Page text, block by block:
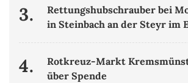
3.
Rettungshubschrauber bei
in Steinbach an der Steyr im
4.
Rotkreuz-Markt
über Spende